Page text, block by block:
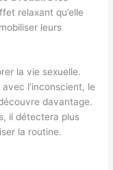
relaxant qu’elle
leurs
la vie sexuelle.
l’inconscient, le
davantage.
il détectera plus
la routine.